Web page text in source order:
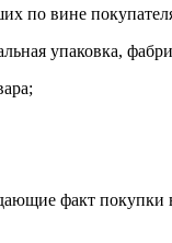
по вине
упаковка,
факт покупки